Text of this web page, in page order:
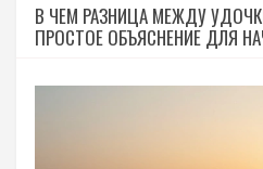
В ЧЕМ РАЗНИЦА МЕЖДУ
ПРОСТОЕ ОБЪЯСНЕНИЕ ДЛЯ